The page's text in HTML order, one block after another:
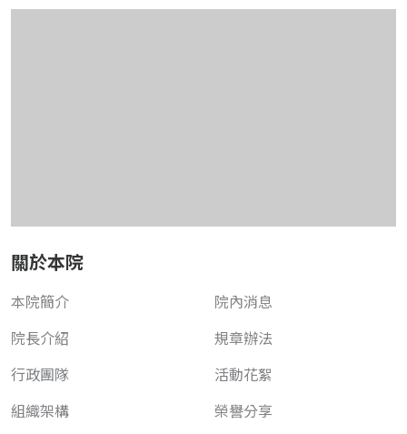
關於本院
本院簡介
院長介紹
行政團隊
組織架構
院內消息
規章辦法
活動花絮
榮譽分享